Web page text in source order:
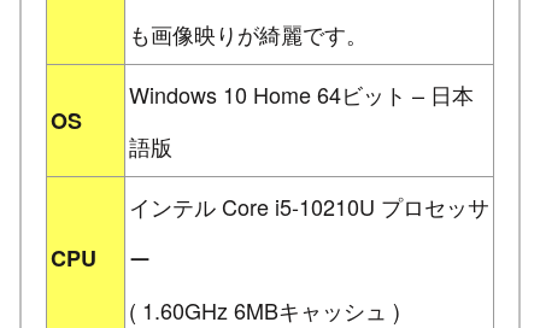
も画像映りが綺麗です。
OS
Windows 10 Home 64ビット – 日本
語版
CPU
インテル Core i5-10210U プロセッサ
ー
( 1.60GHz 6MBキャッシュ )